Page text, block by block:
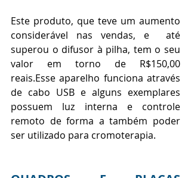
Este produto, que teve um aumento
considerável nas vendas, e  até
superou o difusor à pilha, tem o seu
valor em torno de R$150,00
reais.Esse aparelho funciona através
de cabo USB e alguns exemplares
possuem luz interna e controle
remoto de forma a também poder
ser utilizado para cromoterapia.